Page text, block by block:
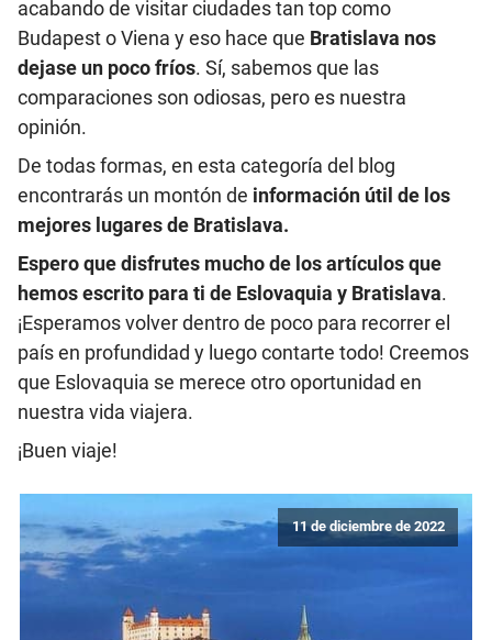
acabando de visitar ciudades tan top como
Budapest o Viena y eso hace que Bratislava nos
dejase un poco fríos. Sí, sabemos que las
comparaciones son odiosas, pero es nuestra
opinión.
De todas formas, en esta categoría del blog
encontrarás un montón de información útil de los
mejores lugares de Bratislava.
Espero que disfrutes mucho de los artículos que
hemos escrito para ti de Eslovaquia y Bratislava.
¡Esperamos volver dentro de poco para recorrer el
país en profundidad y luego contarte todo! Creemos
que Eslovaquia se merece otro oportunidad en
nuestra vida viajera.
¡Buen viaje!
11 de diciembre de 2022